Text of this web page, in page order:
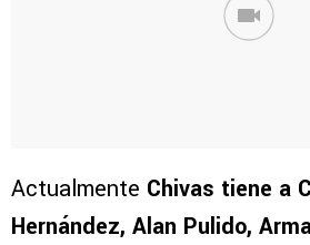
Actualmente Chivas tiene a
Hernández, Alan Pulido,